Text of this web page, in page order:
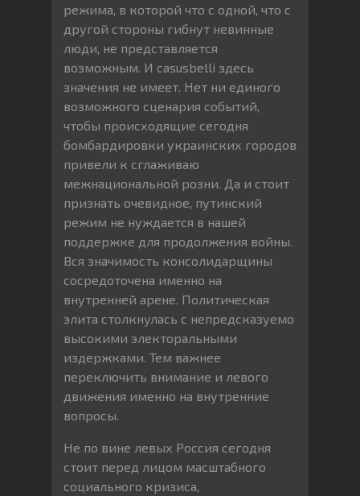
режима, в которой что с одной, что с
другой стороны гибнут невинные
люди, не представляется
возможным. И casusbelli здесь
значения не имеет. Нет ни единого
возможного сценария событий,
чтобы происходящие сегодня
бомбардировки украинских городов
привели к сглаживаю
межнациональной розни. Да и стоит
признать очевидное, путинский
режим не нуждается в нашей
поддержке для продолжения войны.
Вся значимость консолидарщины
сосредоточена именно на
внутренней арене. Политическая
элита столкнулась с непредсказуемо
высокими электоральными
издержками. Тем важнее
переключить внимание и левого
движения именно на внутренние
вопросы.
Не по вине левых Россия сегодня
стоит перед лицом масштабного
социального кризиса,